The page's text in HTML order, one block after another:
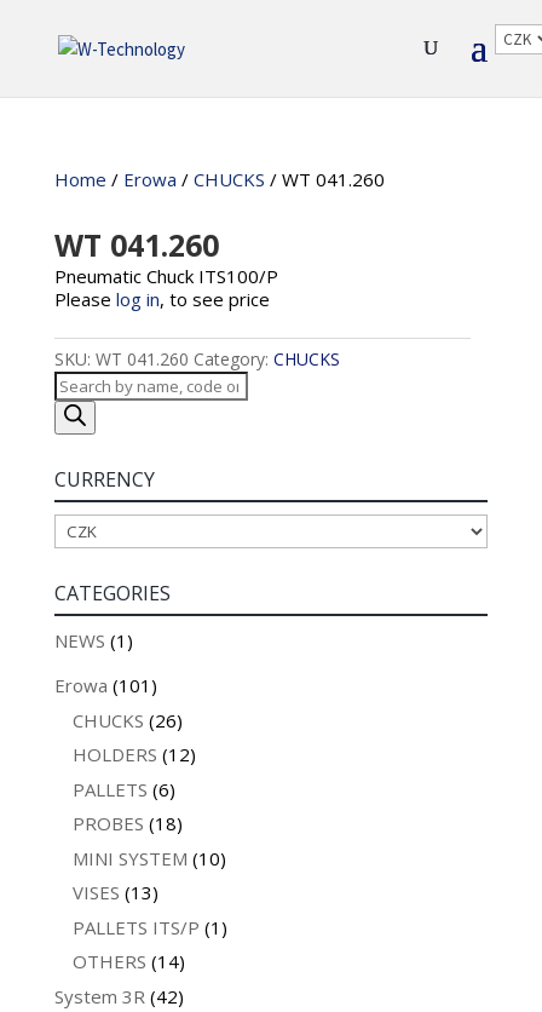
Home / Erowa / CHUCKS / WT 041.260
WT 041.260
Please log in, to see price
Pneumatic Chuck ITS100/P
SKU: WT 041.260 Category: CHUCKS
Products
search
CURRENCY
CATEGORIES
NEWS (1)
Erowa (101)
CHUCKS (26)
HOLDERS (12)
PALLETS (6)
PROBES (18)
MINI SYSTEM (10)
VISES (13)
PALLETS ITS/P (1)
OTHERS (14)
System 3R (42)